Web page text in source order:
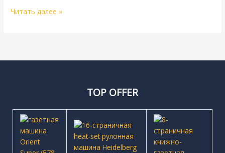
Читать далее »
TOP OFFER